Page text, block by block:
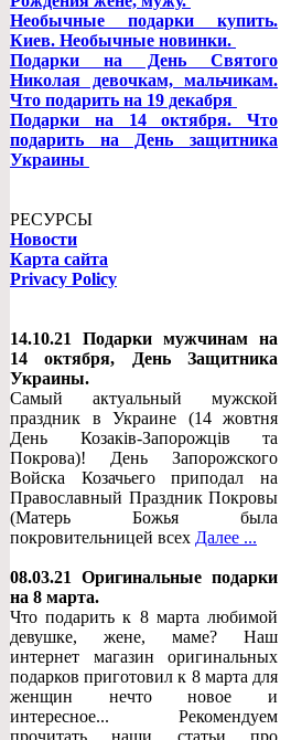
Необычные подарки купить.
Киев. Необычные новинки.
Подарки на День Святого
Николая девочкам, мальчикам.
Что подарить на 19 декабря
Подарки на 14 октября. Что
подарить на День защитника
Украины
РЕСУРСЫ
Новости
Карта сайта
Privacy Policy
14.10.21 Подарки мужчинам на
14 октября, День Защитника
Украины.
Самый актуальный мужской
праздник в Украине (14 жовтня
День Козаків-Запорожців та
Покрова)! День Запорожского
Войска Козачьего приподал на
Православный Праздник Покровы
(Матерь Божья была
покровительницей всех Далее ...
08.03.21 Оригинальные подарки
на 8 марта.
Что подарить к 8 марта любимой
девушке, жене, маме? Наш
интернет магазин оригинальных
подарков приготовил к 8 марта для
женщин нечто новое и
интересное... Рекомендуем
прочитать наши статьи про